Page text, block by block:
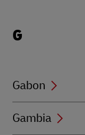
beginning
G
Gabon
Gambia